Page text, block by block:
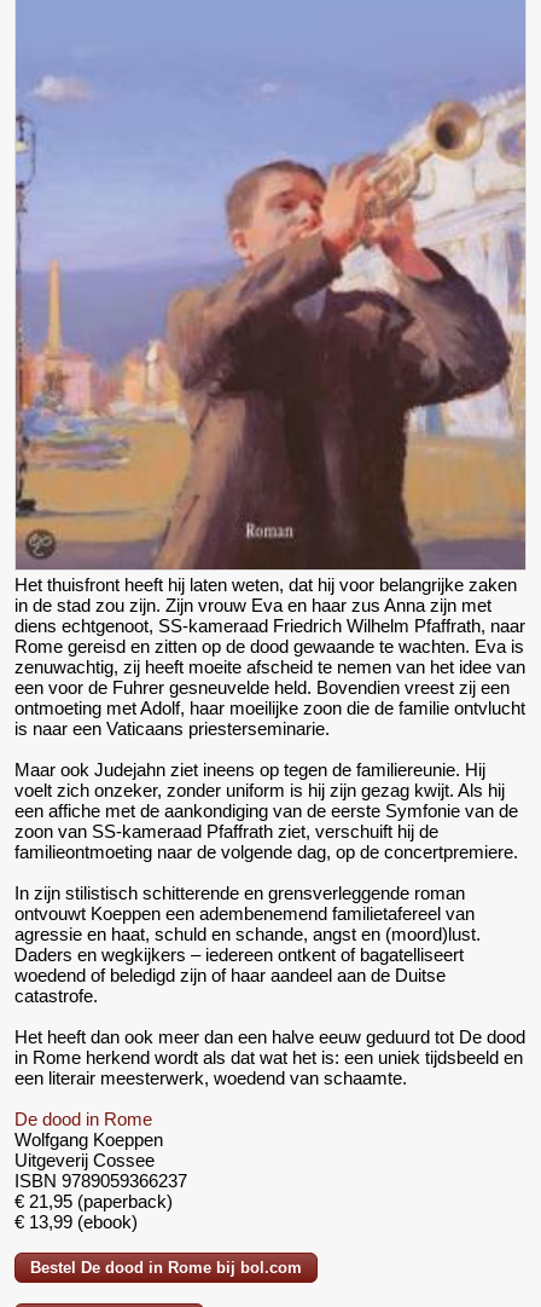
Het thuisfront heeft hij laten weten, dat hij voor belangrijke zaken
in de stad zou zijn. Zijn vrouw Eva en haar zus Anna zijn met
diens echtgenoot, SS-kameraad Friedrich Wilhelm Pfaffrath, naar
Rome gereisd en zitten op de dood gewaande te wachten. Eva is
zenuwachtig, zij heeft moeite afscheid te nemen van het idee van
een voor de Fuhrer gesneuvelde held. Bovendien vreest zij een
ontmoeting met Adolf, haar moeilijke zoon die de familie ontvlucht
is naar een Vaticaans priesterseminarie.
Maar ook Judejahn ziet ineens op tegen de familiereunie. Hij
voelt zich onzeker, zonder uniform is hij zijn gezag kwijt. Als hij
een affiche met de aankondiging van de eerste Symfonie van de
zoon van SS-kameraad Pfaffrath ziet, verschuift hij de
familieontmoeting naar de volgende dag, op de concertpremiere.
In zijn stilistisch schitterende en grensverleggende roman
ontvouwt Koeppen een adembenemend familietafereel van
agressie en haat, schuld en schande, angst en (moord)lust.
Daders en wegkijkers – iedereen ontkent of bagatelliseert
woedend of beledigd zijn of haar aandeel aan de Duitse
catastrofe.
Het heeft dan ook meer dan een halve eeuw geduurd tot De dood
in Rome herkend wordt als dat wat het is: een uniek tijdsbeeld en
een literair meesterwerk, woedend van schaamte.
De dood in Rome
Wolfgang Koeppen
Uitgeverij Cossee
ISBN 9789059366237
€ 21,95 (paperback)
€ 13,99 (ebook)
Bestel De dood in Rome bij bol.com